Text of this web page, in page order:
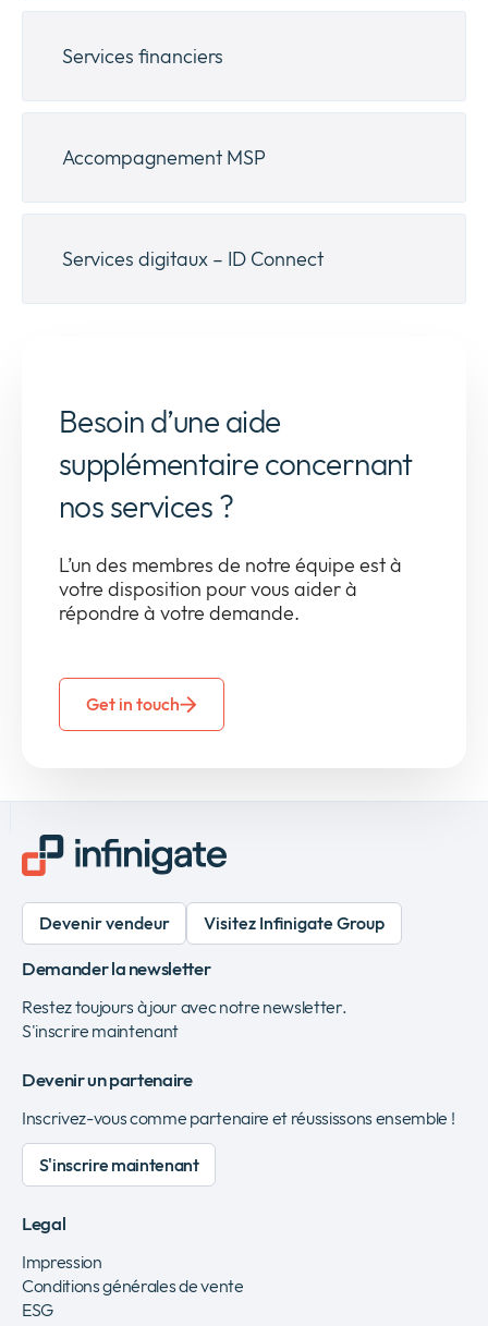
Services financiers
Accompagnement MSP
Services digitaux – ID Connect
Besoin d’une aide
supplémentaire concernant
nos services ?
L’un des membres de notre équipe est à
votre disposition pour vous aider à
répondre à votre demande.
Get in touch
Devenir vendeur Visitez Infinigate Group
Demander la newsletter
Restez toujours à jour avec notre newsletter.
S'inscrire maintenant
Devenir un partenaire
Inscrivez-vous comme partenaire et réussissons ensemble !
S'inscrire maintenant
Legal
Impression
Conditions générales de vente
ESG